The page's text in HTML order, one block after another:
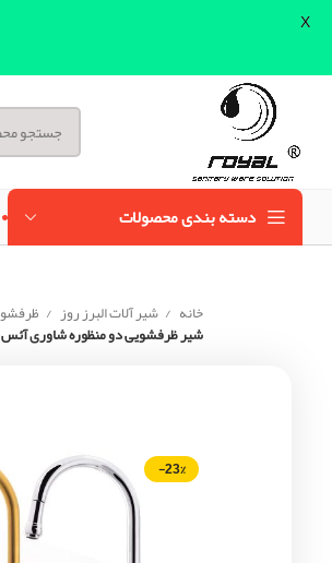
دسته بندی محصولات
خانه شیر آلات البرز روز
شیر ظرفشویی دو منظوره شاوری
-23%
X